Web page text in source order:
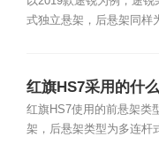
式独立悬架，后悬架同样
红旗HS7采用的什
红旗HS7使用的前悬架类
架，后悬架类型为多连杆